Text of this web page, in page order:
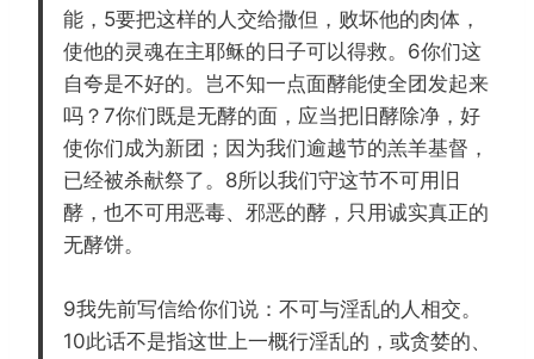
能，5要把这样的人交给撒但，败坏他的肉体，
使他的灵魂在主耶稣的日子可以得救。6你们这
自夸是不好的。岂不知一点面酵能使全团发起来
吗？7你们既是无酵的面，应当把旧酵除净，好
使你们成为新团；因为我们逾越节的羔羊基督，
已经被杀献祭了。8所以我们守这节不可用旧
酵，也不可用恶毒、邪恶的酵，只用诚实真正的
无酵饼。
9我先前写信给你们说：不可与淫乱的人相交。
10此话不是指这世上一概行淫乱的，或贪婪的、